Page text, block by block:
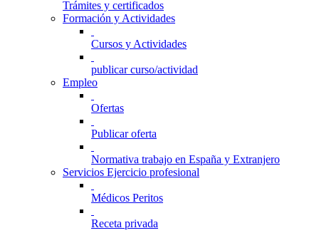
Trámites y certificados
Formación y Actividades
Cursos y Actividades
publicar curso/actividad
Empleo
Ofertas
Publicar oferta
Normativa trabajo en España y Extranjero
Servicios Ejercicio profesional
Médicos Peritos
Receta privada